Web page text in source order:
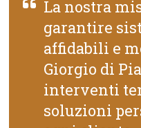
La nostra
garantire
affidabili e
Giorgio di
interventi
soluzioni